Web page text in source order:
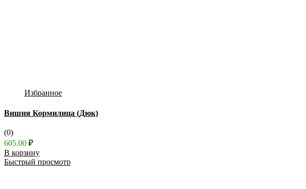
Избранное
Вишня Кормилица (Дюк)
(0)
605.00 ₽
В корзину
Быстрый просмотр